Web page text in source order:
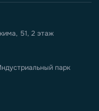
парк
51, 2 этаж